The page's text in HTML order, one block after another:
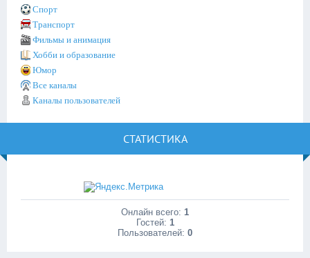
Спорт
Транспорт
Фильмы и анимация
Хобби и образование
Юмор
Все каналы
Каналы пользователей
СТАТИСТИКА
Онлайн всего: 1
Гостей: 1
Пользователей: 0